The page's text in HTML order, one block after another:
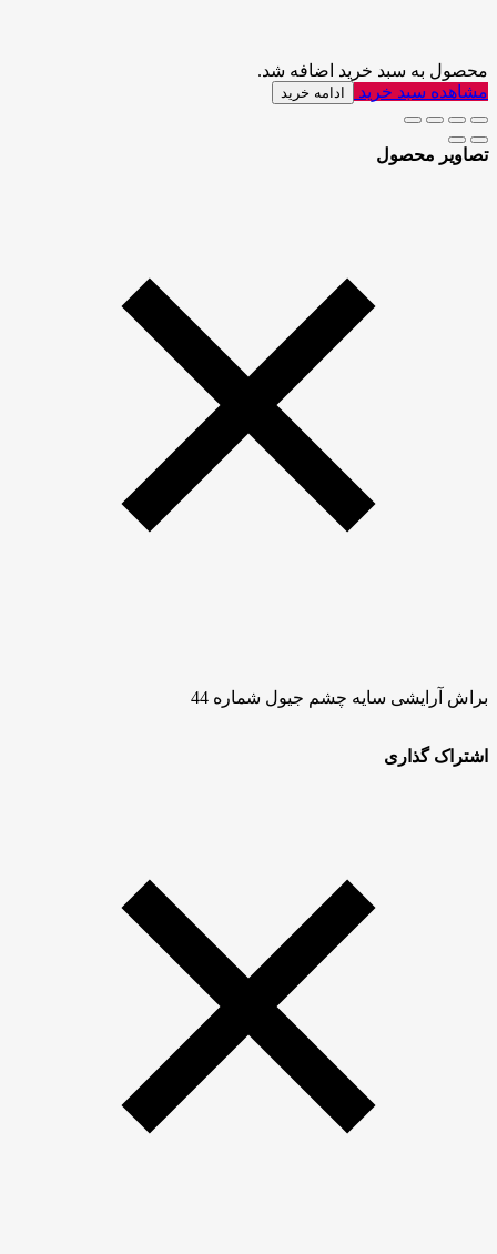
محصول به سبد خرید اضافه شد.
مشاهده سبد خرید
ادامه خرید
تصاویر محصول
براش آرایشی سایه چشم جیول شماره 44
اشتراک گذاری